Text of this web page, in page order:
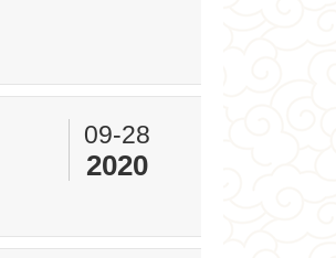
09-28
2020